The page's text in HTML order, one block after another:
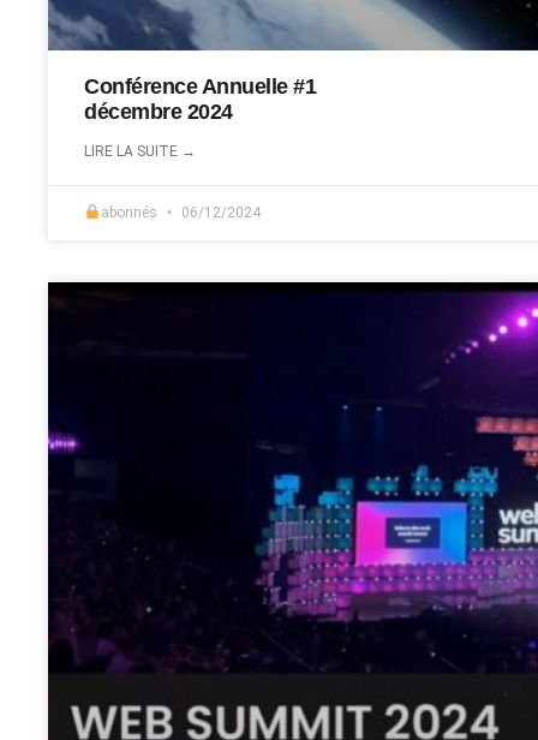
Conférence Annuelle #1
décembre 2024
LIRE LA SUITE →
abonnés 06/12/2024